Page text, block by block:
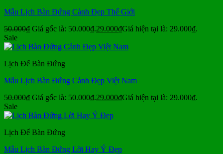
Mẫu Lịch Bàn Đứng Cảnh Đẹp Thế Giới
50.000₫ Giá gốc là: 50.000₫.29.000₫Giá hiện tại là: 29.000₫.
Sale
Lịch Để Bàn Đứng
Mẫu Lịch Bàn Đứng Cảnh Đẹp Việt Nam
50.000₫ Giá gốc là: 50.000₫.29.000₫Giá hiện tại là: 29.000₫.
Sale
Lịch Để Bàn Đứng
Mẫu Lịch Bàn Đứng Lời Hay Ý Đẹp